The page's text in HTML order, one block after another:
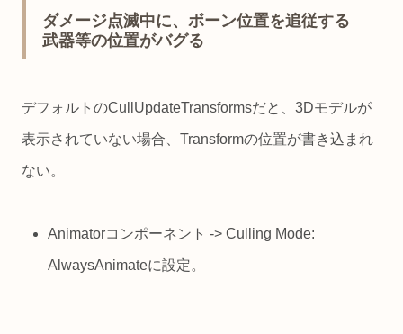
ダメージ点滅中に、ボーン位置を追従する
武器等の位置がバグる
デフォルトのCullUpdateTransformsだと、3Dモデルが
表示されていない場合、Transformの位置が書き込まれ
ない。
Animatorコンポーネント -> Culling Mode:
AlwaysAnimateに設定。